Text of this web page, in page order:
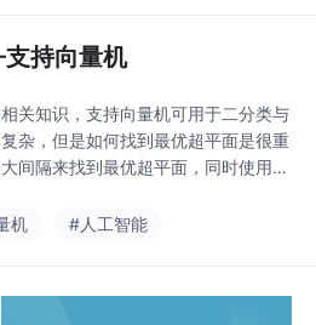
持向量机
关知识，支持向量机可用于二分类与
杂，但是如何找到最优超平面是很重
间隔来找到最优超平面，同时使用拉
，这是我们可以使用软间隔，增加一
机 #人工智能